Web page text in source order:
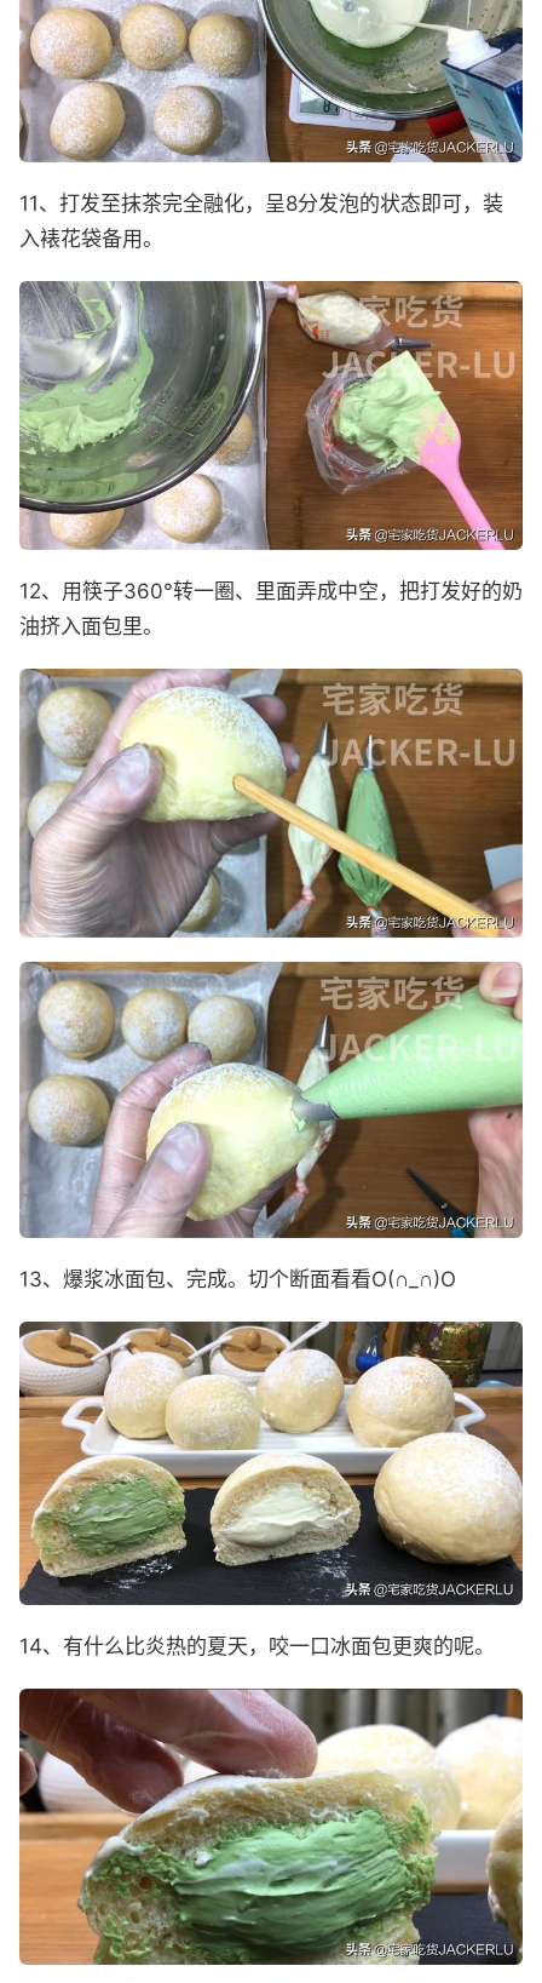
11、打发至抹茶完全融化，呈8分发泡的状态即可，装
入裱花袋备用。
12、用筷子360°转一圈、里面弄成中空，把打发好的奶
油挤入面包里。
13、爆浆冰面包、完成。切个断面看看O(∩_∩)O
14、有什么比炎热的夏天，咬一口冰面包更爽的呢。